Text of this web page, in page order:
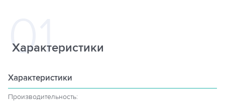
Характеристики
Характеристики
Производительность: